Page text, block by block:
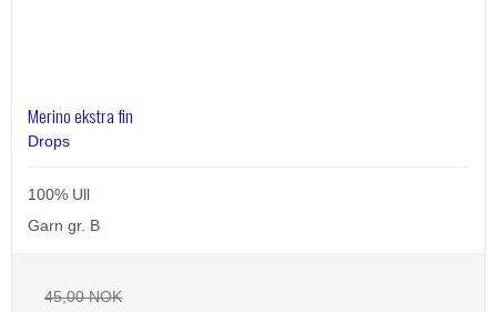
Merino ekstra fin
Drops
100% Ull
Garn gr. B
45,00 NOK